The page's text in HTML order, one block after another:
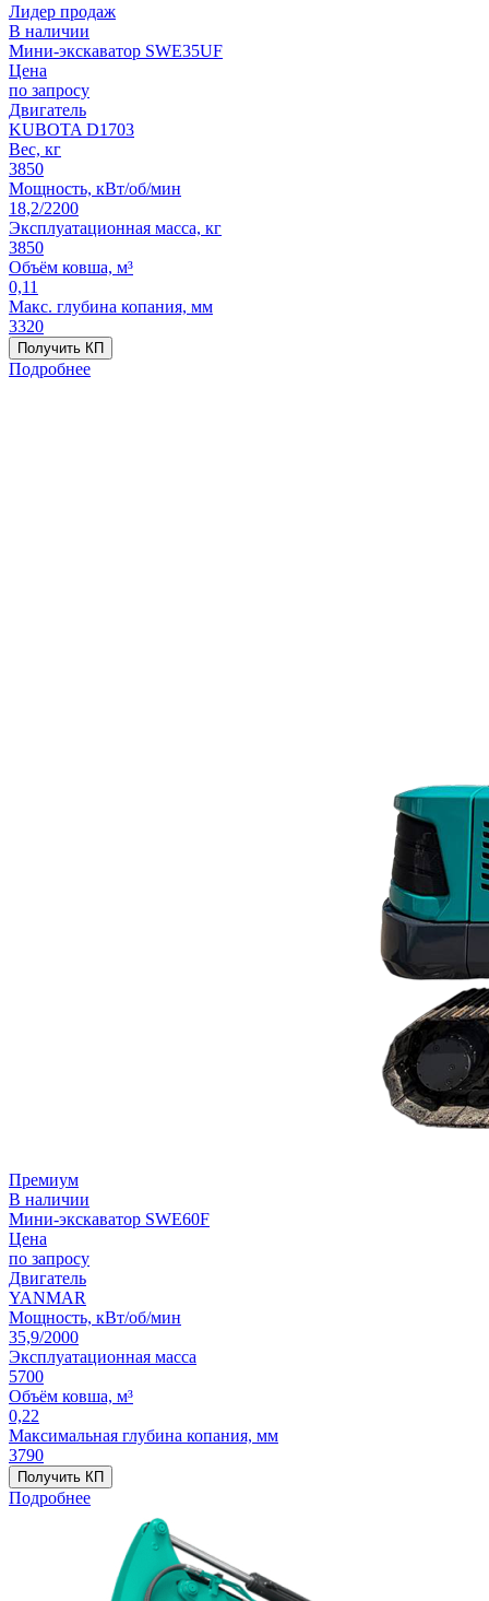
Лидер продаж
В наличии
Мини-экскаватор SWE35UF
Цена
по запросу
Двигатель
KUBOTA D1703
Вес, кг
3850
Мощность, кВт/об/мин
18,2/2200
Эксплуатационная масса, кг
3850
Объём ковша, м³
0,11
Макс. глубина копания, мм
3320
Получить КП
Подробнее
Премиум
В наличии
Мини-экскаватор SWE60F
Цена
по запросу
Двигатель
YANMAR
Мощность, кВт/об/мин
35,9/2000
Эксплуатационная масса
5700
Объём ковша, м³
0,22
Максимальная глубина копания, мм
3790
Получить КП
Подробнее